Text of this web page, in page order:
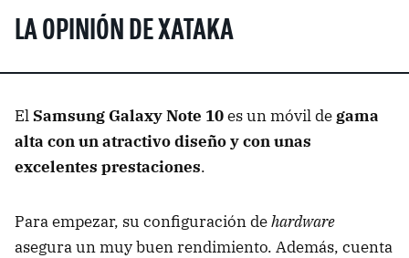
LA OPINIÓN DE XATAKA
ElSamsung Galaxy Note 10es un móvil de gama
alta con un atractivo diseño y con unas
excelentes prestaciones.
Para empezar, su configuración dehardware
asegura un muy buen rendimiento. Además, cuenta